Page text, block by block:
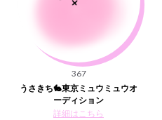
367
うさきち🐇東京ミュウミュウオ
ーディション
詳細はこちら